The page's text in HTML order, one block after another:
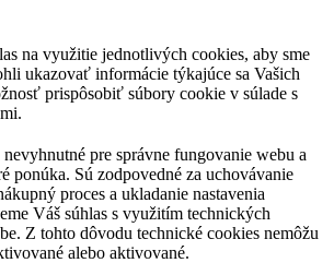
na využitie jednotlivých cookies, aby sme
ukazovať informácie týkajúce sa Vašich
prispôsobiť súbory cookie v súlade s
pre správne fungovanie webu a
ponúka. Sú zodpovedné za uchovávanie
proces a ukladanie nastavenia
Váš súhlas s využitím technických
Z tohto dôvodu technické cookies nemôžu
alebo aktivované.